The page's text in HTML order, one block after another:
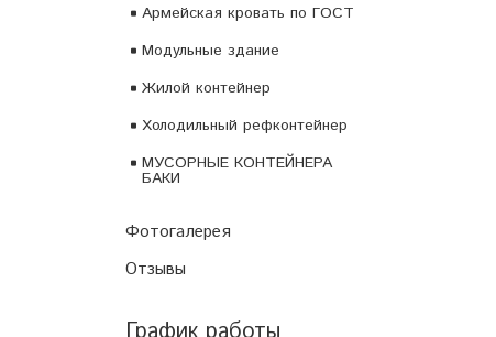
Армейская кровать по ГОСТ
Модульные здание
Жилой контейнер
Холодильный рефконтейнер
МУСОРНЫЕ КОНТЕЙНЕРА
БАКИ
Фотогалерея
Отзывы